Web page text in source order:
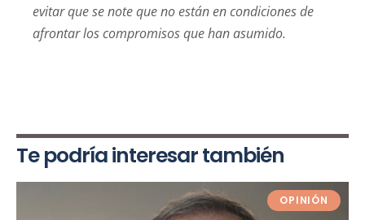
evitar que se note que no están en condiciones de
afrontar los compromisos que han asumido.
Te podría interesar también
OPINIÓN